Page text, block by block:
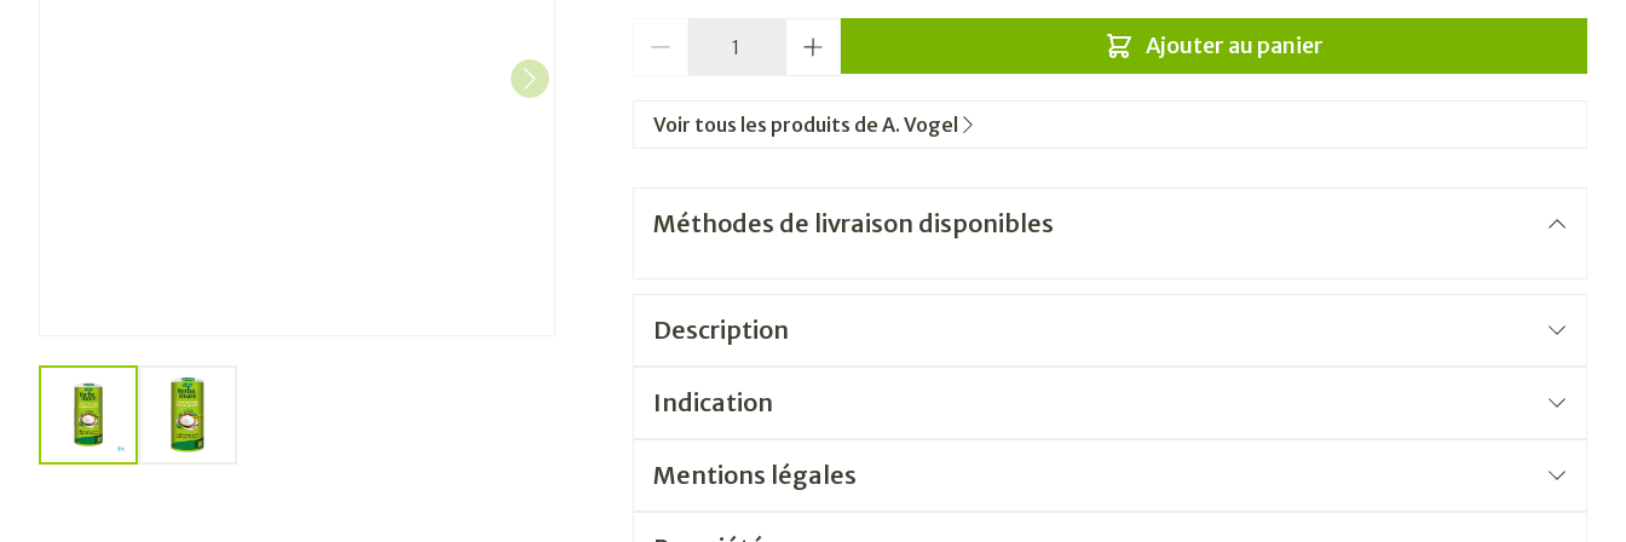
View larger imageView larger image
Ajouter au panier
Voir tous les produits de A. Vogel
Méthodes de livraison disponibles
Description
Indication
infusé de 12 légumes et herbes aromatiques de culture 100% biologiques. Son bouquet unique
ravive la saveur de tous les plats. Le substitut idéal du sel de cuisine.
Mentions légales